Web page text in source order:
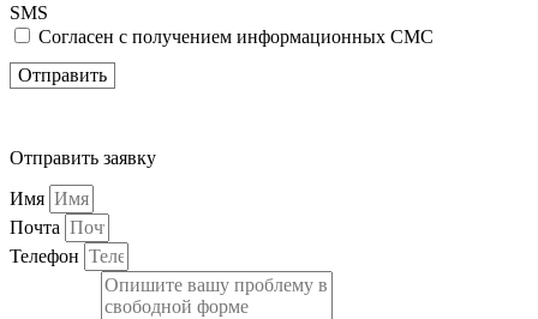
SMS
Согласен с получением информационных СМС
Отправить
Отправить заявку
Имя
Почта
Телефон